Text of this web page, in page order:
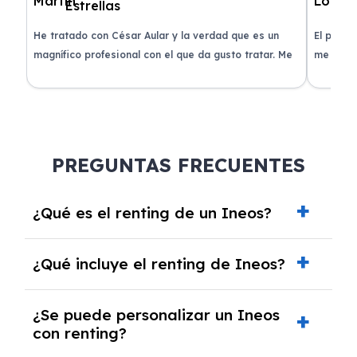
He tratado con César Aular y la verdad que es un
magnífico profesional con el que da gusto tratar. Me
El
me
PREGUNTAS FRECUENTES
¿Qué es el renting de un Ineos?
alquiler a largo plazo en el que pagas una
cuota mensual fija por el uso del coche
durante un periodo determinado,
generalmente entre 2 y 5 años.
¿Qué incluye el renting de Ineos?
seguro a todo riesgo, mantenimiento,
reparaciones, impuestos, asistencia en
¿Se puede personalizar un Ineos
con renting?